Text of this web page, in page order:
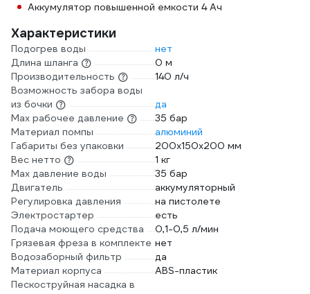
Аккумулятор повышенной емкости 4 Ач
Характеристики
Подогрев воды
нет
Длина шланга
0 м
Производительность
140 л/ч
Возможность забора воды
из бочки
да
Мах рабочее давление
35 бар
Материал помпы
алюминий
Габариты без упаковки
200х150х200 мм
Вес нетто
1 кг
Max давление воды
35 бар
Двигатель
аккумуляторный
Регулировка давления
на пистолете
Электростартер
есть
Подача моющего средства
0,1-0,5 л/мин
Грязевая фреза в комплекте нет
Водозаборный фильтр
да
Материал корпуса
ABS-пластик
Пескоструйная насадка в